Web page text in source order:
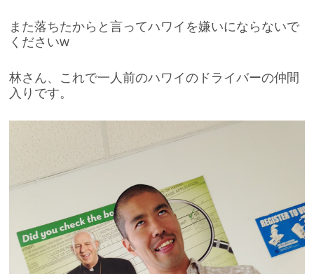
また落ちたからと言ってハワイを嫌いにならないで
くださいw
林さん、これで一人前のハワイのドライバーの仲間
入りです。